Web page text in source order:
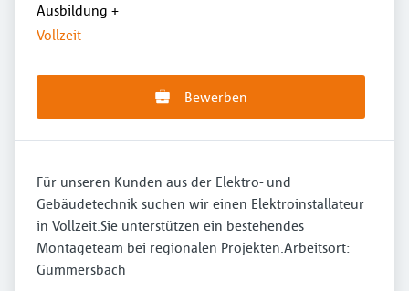
Ausbildung +
Vollzeit
Bewerben
Für unseren Kunden aus der Elektro- und
Gebäudetechnik suchen wir einen Elektroinstallateur
in Vollzeit.Sie unterstützen ein bestehendes
Montageteam bei regionalen Projekten.Arbeitsort:
Gummersbach